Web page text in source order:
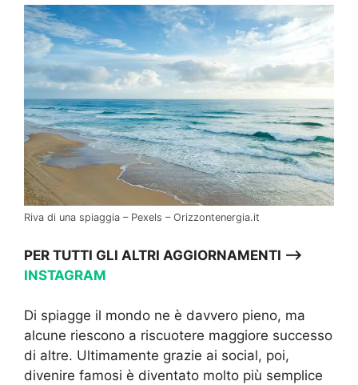
Riva di una spiaggia – Pexels – Orizzontenergia.it
PER TUTTI GLI ALTRI AGGIORNAMENTI —->
INSTAGRAM
Di spiagge il mondo ne è davvero pieno, ma
alcune riescono a riscuotere maggiore successo
di altre. Ultimamente grazie ai social, poi,
divenire famosi è diventato molto più semplice